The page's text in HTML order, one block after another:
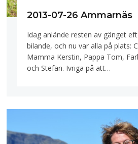
2013-07-26 Ammarnäs
Idag anlände resten av gänget
bilande, och nu var alla på plats:
Mamma Kerstin, Pappa Tom,
och Stefan. Ivriga på att…